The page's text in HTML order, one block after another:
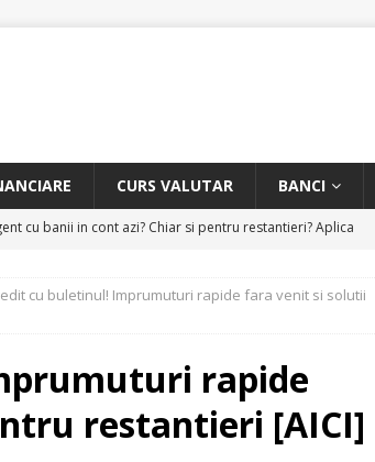
CURS VALUTAR BANCI
cu banii in cont azi? Chiar si pentru restantieri? Aplica
creditului mai mica sau iti dam bani in plus? Profita de
si imbunatatirea scorului financiar
restantieri. Aplica online sau telefonic.
cu buletinul! Imprumuturi rapide fara venit si solutii
rapide
restantieri [AICI]